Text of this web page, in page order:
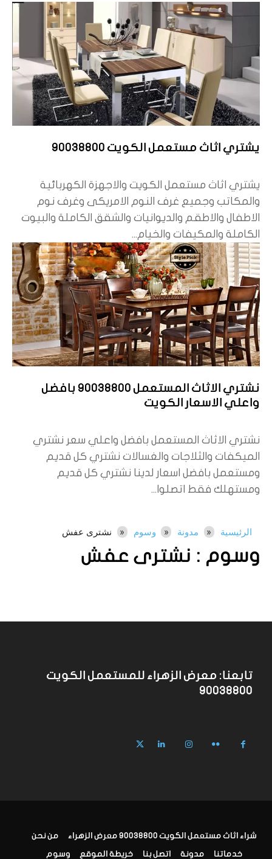
وسوم : نشترى عفش
الرئيسية مدونة وسوم نشترى عفش
يشتري اثاث مستعمل الكويت 90038800
يشتري اثاث مستعمل الكويت والاجهزة الكهربائية
والمكاتب وجميع غرف النوم الامريكى وغرف نوم
الاطفال والاطقم والديوانيات والشقق الكاملة والبيوت
الكاملة والمكيفات والخيام...
نشتري الاثاث المستعمل 90038800 بافضل
واعلي الاسعار الكويت
نشتري الاثاث المستعمل بافضل واعلي سعر نشتري
الميكفات والثلاجات والغسالات نشتري كل قديم
ومستعمل بافضل اسعار لدينا نشتري كل قديم
ومستهلك فقط اتصلوا...
تابعنا: معرض الزهراء للمستعمل الكويت
90038800
شراء اثاث مستعمل الكويت 90038800 معرض الزهراء من نحن
خدماتنا مدونة اتصل بنا خريطة الموقع وسوم